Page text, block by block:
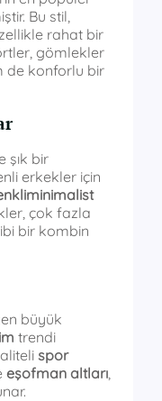
Bu stil,
rahat bir
gömlekler
de konforlu bir
şık bir
erkekler için
çok fazla
bir kombin
büyük
trendi
spor
eşofman altları